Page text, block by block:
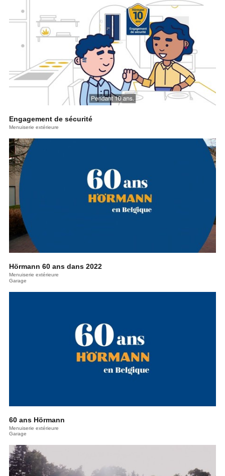
Engagement de sécurité
Menuiserie extérieure
Hörmann 60 ans dans 2022
Menuiserie extérieure
Garage
60 ans Hörmann
Menuiserie extérieure
Garage